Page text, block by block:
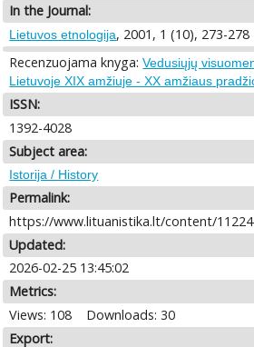
In the Journal:
Lietuvos etnologija, 2001, 1 (10), 273-278
Recenzuojama knyga:Vedusiųjų
Lietuvoje XIX amžiuje - XX amžiaus
ISSN:
1392-4028
Subject area:
Istorija / History
Permalink:
https://www.lituanistika.lt/content/11224
Updated:
2026-02-25 13:45:02
Metrics:
Views: 108
Downloads: 30
Export: